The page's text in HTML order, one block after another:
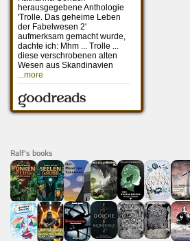
Ralf's books